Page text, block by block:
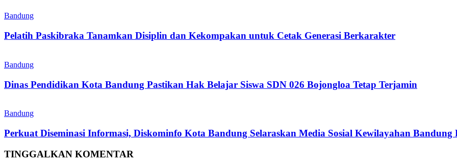
Bandung
Pelatih Paskibraka Tanamkan Disiplin dan Kekompakan untuk Cetak Generasi Berkarakter
Bandung
Dinas Pendidikan Kota Bandung Pastikan Hak Belajar Siswa SDN 026 Bojongloa Tetap Terjamin
Bandung
Perkuat Diseminasi Informasi, Diskominfo Kota Bandung Selaraskan Media Sosial Kewilayahan Bandung
TINGGALKAN KOMENTAR